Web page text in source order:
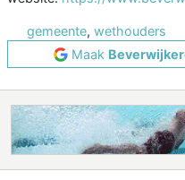
gemeente, wethouders
Maak